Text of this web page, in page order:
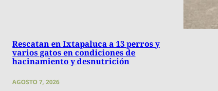
Rescatan en Ixtapaluca a 13 perros y
varios gatos en condiciones de
hacinamiento y desnutrición
AGOSTO 7, 2026